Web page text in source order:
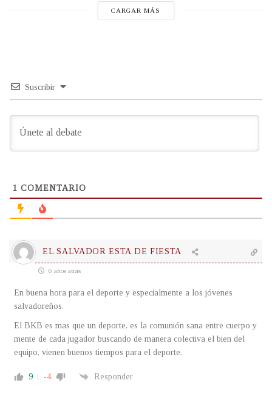
CARGAR MÁS
Suscribir
1 COMENTARIO
EL SALVADOR ESTA DE FIESTA
6 años atrás
En buena hora para el deporte y especialmente a los jóvenes
salvadoreños.
El BKB es mas que un deporte, es la comunión sana entre cuerpo y
mente de cada jugador buscando de manera colectiva el bien del
equipo, vienen buenos tiempos para el deporte.
9 -4 Responder